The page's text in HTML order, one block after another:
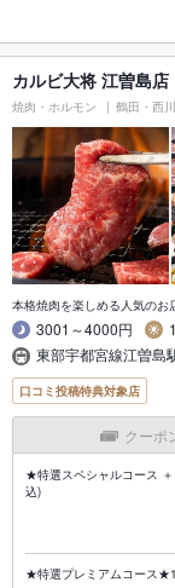
カルビ大将 江曽島店
焼肉・ホルモン 鶴田・西
本格焼肉を楽しめる人気のお
3001～4000円
東部宇都宮線江曽島
口コミ投稿特典対象店
クーポ
★特選スペシャルコース
込)
★特選プレミアムコース